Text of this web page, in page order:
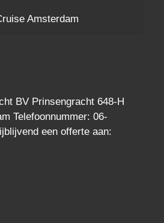
Amsterdam
BV Prinsengracht 648-H
Telefoonnummer: 06-
een offerteaan: